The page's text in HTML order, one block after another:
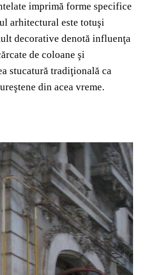
imprimă forme specifice
arhitectural este totuşi
decorative denotă influenţa
de coloane şi
stucatură tradiţională ca
din acea vreme.